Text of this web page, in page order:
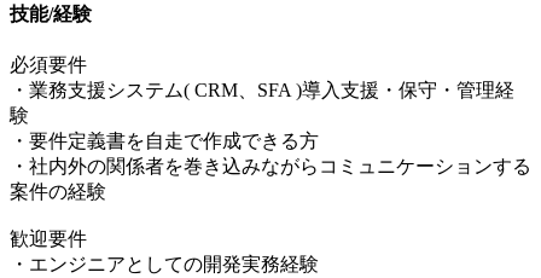
技能/経験
必須要件
・業務支援システム( CRM、SFA )導入支援・保守・管理経
験
・要件定義書を自走で作成できる方
・社内外の関係者を巻き込みながらコミュニケーションする
案件の経験
歓迎要件
・エンジニアとしての開発実務経験